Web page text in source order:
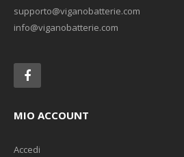
supporto@viganobatterie.com
info@viganobatterie.com
MIO ACCOUNT
Accedi